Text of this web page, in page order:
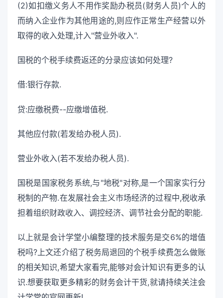
(2)如扣缴义务人不用作奖励办税员(财务人员)个人的
而纳入企业作为其他用途的,则应作正常生产经营以外
取得的收入处理,计入"营业外收入".
国税的个税手续费返还的分录应该如何处理?
借:银行存款.
贷:应缴税费--应缴增值税.
其他应付款(若发给办税人员).
营业外收入(若不发给办税人员).
国税是国家税务系统,与"地税"对称,是一个国家实行分
税制的产物.在发展社会主义市场经济的过程中,税收承
担着组织财政收入、调控经济、调节社会分配的职能.
以上就是会计学堂小编整理的技术服务是交6%的增值
税吗?上文还介绍了税务局退回的个税手续费怎么做账
的相关知识,希望大家看完,能够对会计知识有更多的认
识.想要获取更多精彩的财务会计干货,就请持续关注会